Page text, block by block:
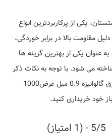
0.9 میل عرض1000 دشتستان، یکی از پرکاربردترین انواع
مقاومت بالا در برابر خوردگی،
عنوان یکی از بهترین گزینه ها
می شود. با توجه به نکات ذکر
شده در این مطلب، شما می توانید ورق گالوانیزه 0.9 میل عرض1000
خود خریداری کنید.
5/5 - (1 امتیاز)